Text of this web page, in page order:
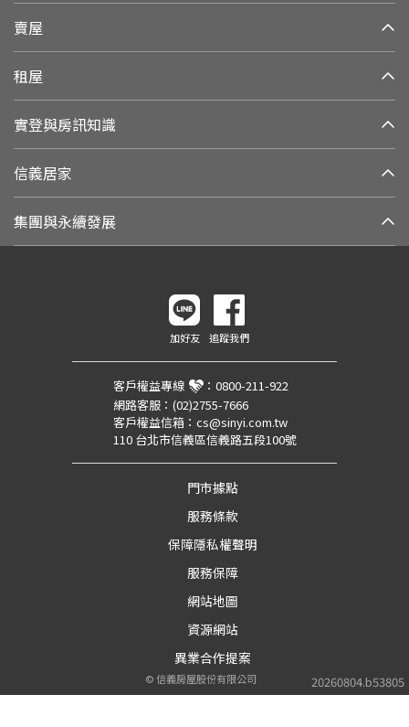
賣屋
租屋
實登與房訊知識
信義居家
集團與永續發展
20260804.b53805
加好友 追蹤我們
客戶權益專線 ： 0800-211-922
網路客服： (02)2755-7666
客戶權益信箱： cs@sinyi.com.tw
110 台北市信義區信義路五段100號
門市據點
服務條款
保障隱私權聲明
服務保障
網站地圖
資源網站
異業合作提案
©信義房屋股份有限公司